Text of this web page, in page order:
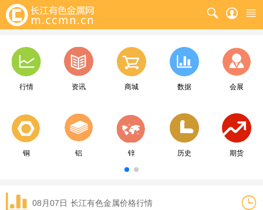
行情 资讯 商城 数据 会展
铜 铝 锌 历史 期货
08月07日 长江有色金属价格行情